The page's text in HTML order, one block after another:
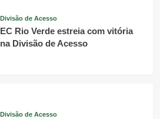
Divisão de Acesso
EC Rio Verde estreia com vitória
na Divisão de Acesso
Divisão de Acesso